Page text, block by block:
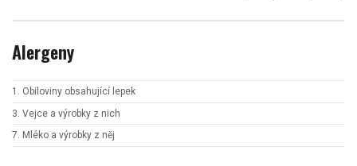
Alergeny
1. Obiloviny obsahující lepek
3. Vejce a výrobky z nich
7. Mléko a výrobky z něj